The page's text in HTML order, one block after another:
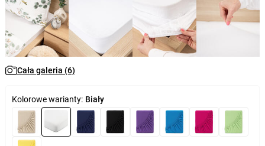
Cała galeria (6)
Kolorowe warianty: Biały